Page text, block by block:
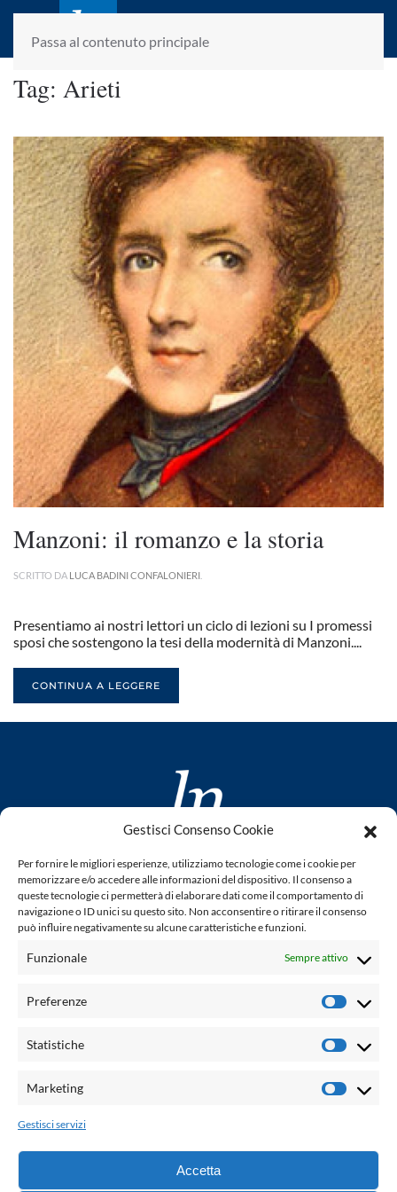
Gestisci Consenso Cookie
Per fornire le migliori esperienze, utilizziamo tecnologie come i cookie per
memorizzare e/o accedere alle informazioni del dispositivo. Il consenso a
queste tecnologie ci permetterà di elaborare dati come il comportamento di
navigazione o ID unici su questo sito. Non acconsentire o ritirare il consenso
può influire negativamente su alcune caratteristiche e funzioni.
Funzionale Sempre attivo
Preferenze
Statistiche
Marketing
Gestisci servizi
Accetta
Passa al contenuto principale
laletteraturaenoi.it
fondato da Romano Luperini
Tag: Arieti
Manzoni: il romanzo e la storia
SCRITTO DA LUCA BADINI CONFALONIERI
Presentiamo ai nostri lettori un ciclo di lezioni su I promessi
sposi che sostengono la tesi della modernità di Manzoni....
CONTINUA A LEGGERE
www.laletteraturaenoi.it
fondato da Romano Luperini
Questo blog non rappresenta una testata giornalistica in
quanto viene aggiornato senza alcuna periodicità. Non può
legge n° 62 del 7.03.2001. L'autore non è responsabile per
email:
Grafica e web:Salvatore Leto